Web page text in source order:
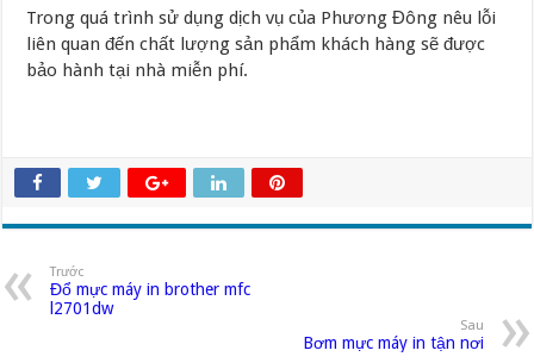
Trong quá trình sử dụng dịch vụ của Phương Đông nêu lỗi
liên quan đến chất lượng sản phẩm khách hàng sẽ được
bảo hành tại nhà miễn phí.
Trước
Đổ mực máy in brother mfc
l2701dw
Sau
Bơm mực máy in tận nơi